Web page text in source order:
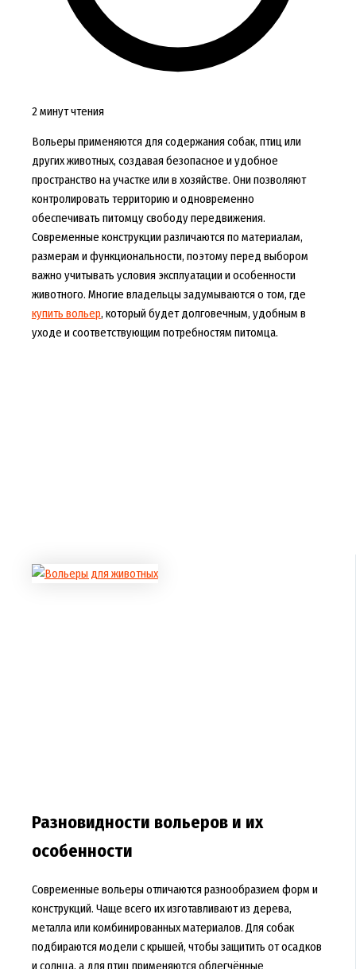
2 минут чтения
Вольеры применяются для содержания собак, птиц или
других животных, создавая безопасное и удобное
пространство на участке или в хозяйстве. Они позволяют
контролировать территорию и одновременно
обеспечивать питомцу свободу передвижения.
Современные конструкции различаются по материалам,
размерам и функциональности, поэтому перед выбором
важно учитывать условия эксплуатации и особенности
животного. Многие владельцы задумываются о том, где
купить вольер, который будет долговечным, удобным в
уходе и соответствующим потребностям питомца.
Разновидности вольеров и их
особенности
Современные вольеры отличаются разнообразием форм и
конструкций. Чаще всего их изготавливают из дерева,
металла или комбинированных материалов. Для собак
подбираются модели с крышей, чтобы защитить от осадков
и солнца, а для птиц применяются облегчённые